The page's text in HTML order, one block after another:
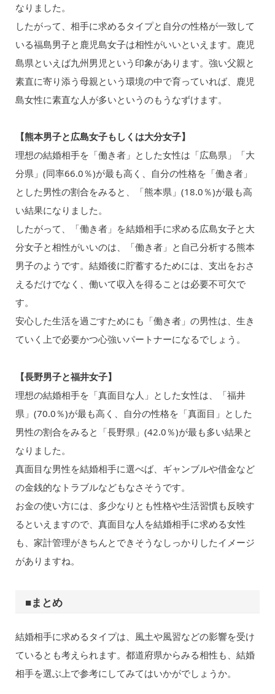
なりました。
したがって、相手に求めるタイプと自分の性格が一致して
いる福島男子と鹿児島女子は相性がいいといえます。鹿児
島県といえば九州男児という印象があります。強い父親と
素直に寄り添う母親という環境の中で育っていれば、鹿児
島女性に素直な人が多いというのもうなずけます。
【熊本男子と広島女子もしくは大分女子】
理想の結婚相手を「働き者」とした女性は「広島県」「大
分県」(同率66.0％)が最も高く、自分の性格を「働き者」
とした男性の割合をみると、「熊本県」(18.0％)が最も高
い結果になりました。
したがって、「働き者」を結婚相手に求める広島女子と大
分女子と相性がいいのは、「働き者」と自己分析する熊本
男子のようです。結婚後に貯蓄するためには、支出をおさ
えるだけでなく、働いて収入を得ることは必要不可欠で
す。
安心した生活を過ごすためにも「働き者」の男性は、生き
ていく上で必要かつ心強いパートナーになるでしょう。
【長野男子と福井女子】
理想の結婚相手を「真面目な人」とした女性は、「福井
県」(70.0％)が最も高く、自分の性格を「真面目」とした
男性の割合をみると「長野県」(42.0％)が最も多い結果と
なりました。
真面目な男性を結婚相手に選べば、ギャンブルや借金など
の金銭的なトラブルなどもなさそうです。
お金の使い方には、多少なりとも性格や生活習慣も反映す
るといえますので、真面目な人を結婚相手に求める女性
も、家計管理がきちんとできそうなしっかりしたイメージ
がありますね。
■まとめ
結婚相手に求めるタイプは、風土や風習などの影響を受け
ているとも考えられます。都道府県からみる相性も、結婚
相手を選ぶ上で参考にしてみてはいかがでしょうか。